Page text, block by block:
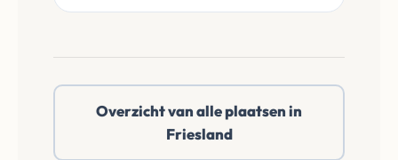
heen en doen een
onafhankelijke
Ulesprong of
daarbuiten. Wij
betalen alle
Overzicht van alle plaatsen in
Friesland